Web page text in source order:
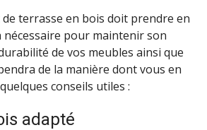
terrasse en bois doit prendre en
nécessaire pour maintenir son
de vos meubles ainsi que
de la manière dont vous en
conseils utiles :
adapté